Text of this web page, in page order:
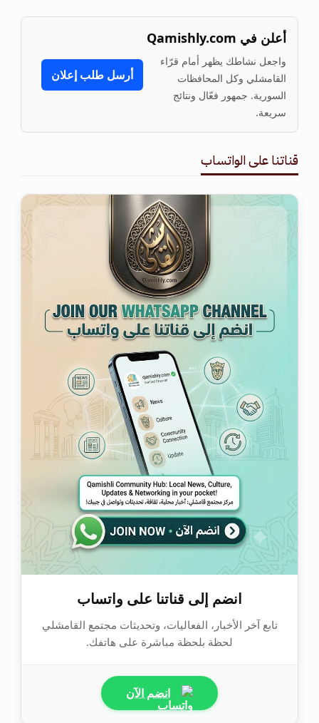
أعلن في Qamishly.com
واجعل نشاطك يظهر أمام قرّاء
القامشلي وكل المحافظات
السورية. جمهور فعّال ونتائج
سريعة.
أرسل طلب إعلان
قناتنا على الواتساب
انضم إلى قناتنا على واتساب
تابع آخر الأخبار، الفعاليات، وتحديثات مجتمع القامشلي
لحظة بلحظة مباشرة على هاتفك.
انضم الآن